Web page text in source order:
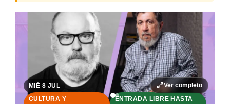
Ver completo
MIÉ 8 JUL
CULTURA Y
ENTRADA LIBRE HASTA